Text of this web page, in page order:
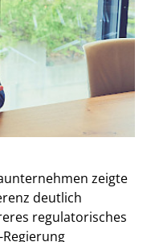
zeigte
deutlich
regulatorisches